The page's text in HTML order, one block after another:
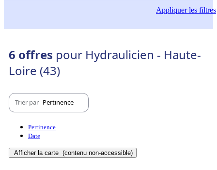
Appliquerles filtres
6 offres pour Hydraulicien - Haute-
Loire (43)
Trier par Pertinence
Pertinence
Date
Afficher la carte (contenu non-accessible)